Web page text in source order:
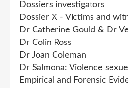
Dossiers investigators
Dossier X - Victims and
Dr Catherine Gould & Dr
Dr Colin Ross
Dr Joan Coleman
Dr Salmona: Violence
Empirical and Forensic